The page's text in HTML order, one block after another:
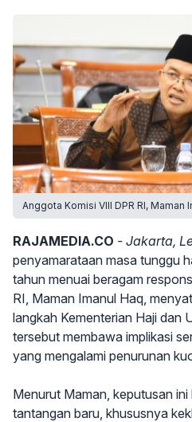
Anggota Komisi VIII DPR RI, Maman
RAJAMEDIA.CO - Jakarta,
penyamarataan masa tunggu
tahun menuai beragam
RI, Maman Imanul Haq,
langkah Kementerian Haji dan
tersebut membawa implikasi
yang mengalami penurunan
Menurut Maman, keputusan
tantangan baru, khususnya